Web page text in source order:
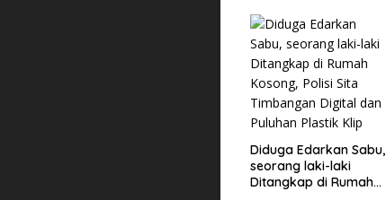
Diduga Edarkan Sabu,
seorang laki-laki
Ditangkap di Rumah